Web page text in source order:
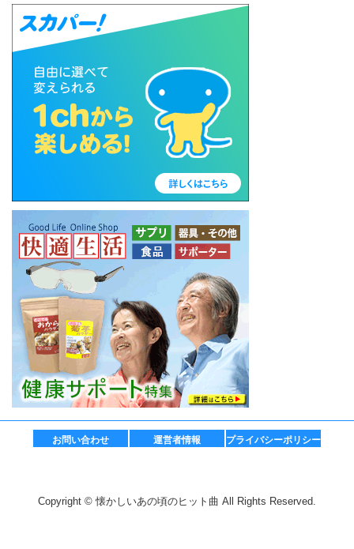
お問い合わせ 運営者情報 プライバシーポリシー
Copyright © 懐かしいあの頃のヒット曲 All Rights Reserved.